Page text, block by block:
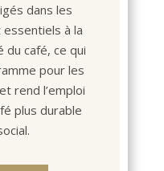
dans les
à la
du café, ce qui
pour les
rend l’emploi
plus durable